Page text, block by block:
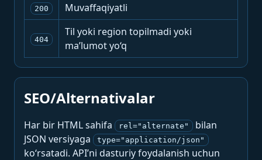
200 Muvaffaqiyatli
404
Til yoki region topilmadi yoki
ma’lumot yo‘q
SEO/Alternativalar
Har bir HTML sahifa rel="alternate"
bilan
JSON versiyaga
type="application/json"
ko‘rsatadi. API’ni dasturiy foydalanish uchun